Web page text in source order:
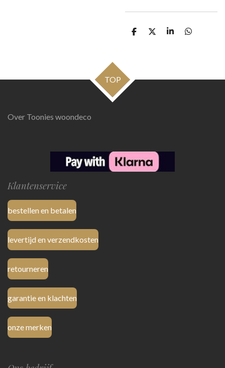
D
D
S
D
TOP
Over Toonies woondeco
Klantenservice
bestellen en betalen
levertijd en verzendkosten
retourneren
garantie en klachten
onze merken